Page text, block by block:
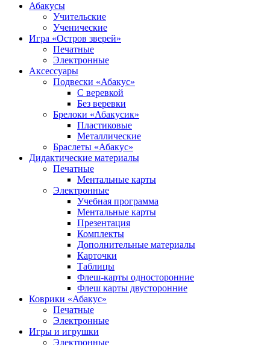
Абакусы
Учительские
Ученические
Игра «Остров зверей»
Печатные
Электронные
Аксессуары
Подвески «Абакус»
С веревкой
Без веревки
Брелоки «Абакусик»
Пластиковые
Металлические
Браслеты «Абакус»
Дидактические материалы
Печатные
Ментальные карты
Электронные
Учебная программа
Ментальные карты
Презентация
Комплекты
Дополнительные материалы
Карточки
Таблицы
Флеш-карты односторонние
Флеш карты двусторонние
Коврики «Абакус»
Печатные
Электронные
Игры и игрушки
Электронные